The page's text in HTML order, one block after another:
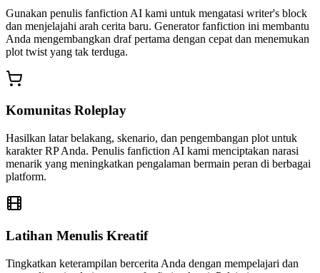
Gunakan penulis fanfiction AI kami untuk mengatasi writer's block
dan menjelajahi arah cerita baru. Generator fanfiction ini membantu
Anda mengembangkan draf pertama dengan cepat dan menemukan
plot twist yang tak terduga.
Komunitas Roleplay
Hasilkan latar belakang, skenario, dan pengembangan plot untuk
karakter RP Anda. Penulis fanfiction AI kami menciptakan narasi
menarik yang meningkatkan pengalaman bermain peran di berbagai
platform.
Latihan Menulis Kreatif
Tingkatkan keterampilan bercerita Anda dengan mempelajari dan